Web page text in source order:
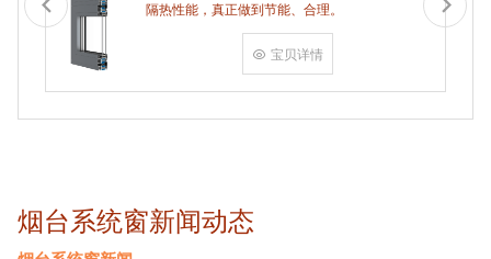
隔热性能，真正做到节能、合理。
宝贝详情
烟台系统窗新闻动态